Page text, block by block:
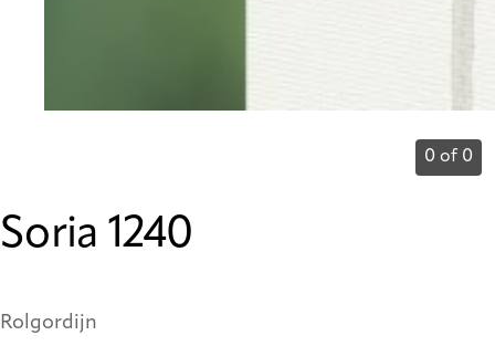
0 of 0
Soria 1240
Rolgordijn